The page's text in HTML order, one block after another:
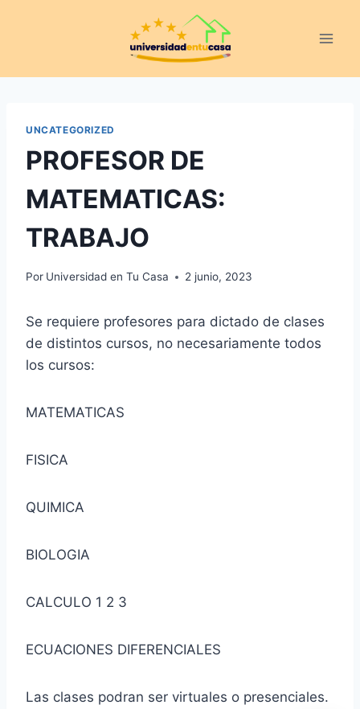
UNCATEGORIZED
PROFESOR DE
MATEMATICAS:
TRABAJO
Por Universidad en Tu Casa 2 junio, 2023
Se requiere profesores para dictado de clases
de distintos cursos, no necesariamente todos
los cursos:
MATEMATICAS
FISICA
QUIMICA
BIOLOGIA
CALCULO 1 2 3
ECUACIONES DIFERENCIALES
Las clases podran ser virtuales o presenciales.